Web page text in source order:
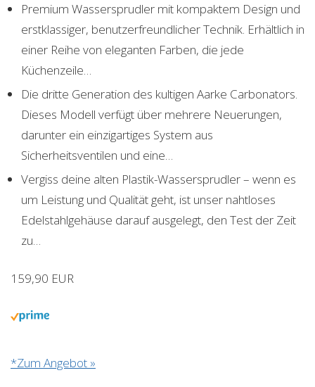
Premium Wassersprudler mit kompaktem Design und
erstklassiger, benutzerfreundlicher Technik. Erhältlich in
einer Reihe von eleganten Farben, die jede
Küchenzeile…
Die dritte Generation des kultigen Aarke Carbonators.
Dieses Modell verfügt über mehrere Neuerungen,
darunter ein einzigartiges System aus
Sicherheitsventilen und eine…
Vergiss deine alten Plastik-Wassersprudler – wenn es
um Leistung und Qualität geht, ist unser nahtloses
Edelstahlgehäuse darauf ausgelegt, den Test der Zeit
zu…
159,90 EUR
*Zum Angebot »